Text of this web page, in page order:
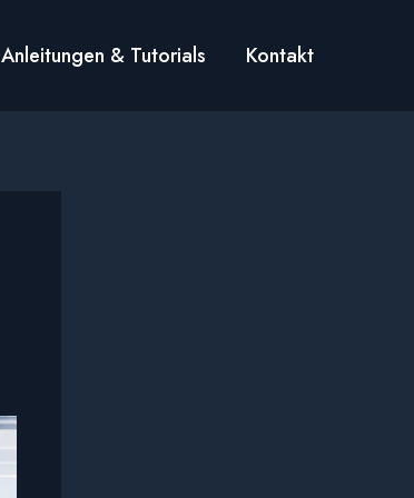
Anleitungen & Tutorials Kontakt